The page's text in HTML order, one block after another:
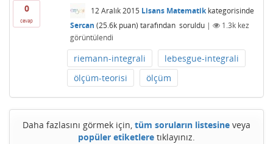
0
cevap
12 Aralık 2015 Lisans Matematikkategorisinde
Sercan (25.6kpuan) tarafından soruldu | 1.3kkez
görüntülendi
riemann-integrali
lebesgue-integrali
ölçüm-teorisi
ölçüm
Daha fazlasını görmek için, tüm soruların listesine veya
popüler etiketlere tıklayınız.